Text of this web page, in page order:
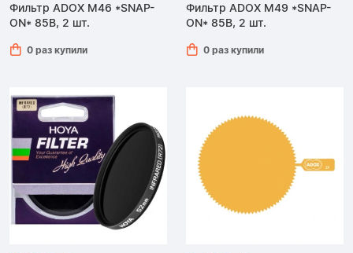
Фильтр ADOX M46 *SNAP-
ON* 85B, 2 шт.
0 раз купили
Фильтр ADOX M49 *SNAP-
ON* 85B, 2 шт.
0 раз купили